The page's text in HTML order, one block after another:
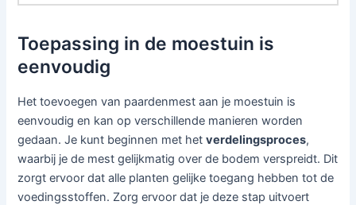
Toepassing in de moestuin is
eenvoudig
Het toevoegen van paardenmest aan je moestuin is
eenvoudig en kan op verschillende manieren worden
gedaan. Je kunt beginnen met hetverdelingsproces,
waarbij je de mest gelijkmatig over de bodem verspreidt. Dit
zorgt ervoor dat alle planten gelijke toegang hebben tot de
voedingsstoffen. Zorg ervoor dat je deze stap uitvoert